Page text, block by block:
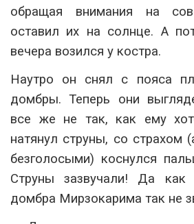
обращая внимания на
оставил их на солнце. А
вечера возился у костра.
Наутро он снял с пояса
домбры. Теперь они
все же не так, как ему
натянул струны, со страхом
безголосыми) коснулся
Струны зазвучали! Да
домбра Мирзокарима так не